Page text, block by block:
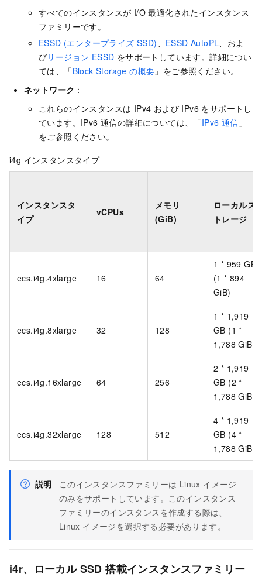
すべてのインスタンスが I/O 最適化されたインスタンス
ファミリーです。
ESSD (エンタープライズ SSD)
ESSD AutoPL 、およ
びリージョン ESSD をサポートしています。詳細につい
ては、「Block Storage の概要 」をご参照ください。
ネットワーク ：
これらのインスタンスは IPv4 および IPv6 をサポートし
ています。IPv6 通信の詳細については、「IPv6 通信 」
をご参照ください。
i4g インスタンスタイプ
インスタンスタ
イプ
vCPUs
メモリ
(GiB)
ローカルス
トレージ
ecs.i4g.4xlarge 16 64
1 * 959 GB
(1 * 894
GiB)
ecs.i4g.8xlarge 32 128
1 * 1,919
GB (1 *
1,788 GiB)
ecs.i4g.16xlarge 64 256
2 * 1,919
GB (2 *
1,788 GiB)
ecs.i4g.32xlarge 128 512
4 * 1,919
GB (4 *
1,788 GiB)
説明
このインスタンスファミリーは Linux イメージ
のみをサポートしています。このインスタンス
ファミリーのインスタンスを作成する際は、
Linux イメージを選択する必要があります。
i4r、ローカル SSD 搭載インスタンスファミリー